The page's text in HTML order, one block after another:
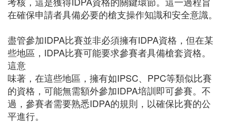
在確保申請者具備必要的槍支操作知識和安全意識。
盡管參加IDPA比賽並非必須擁有IDPA資格，但在某
些地區，IDPA比賽可能要求參賽者具備槍套資格。
這意
味著，在這些地區，擁有如IPSC、PPC等類似比賽
的資格，可能無需額外參加IDPA培訓即可參賽。不
過，參賽者需要熟悉IDPA的規則，以確保比賽的公
平進行。